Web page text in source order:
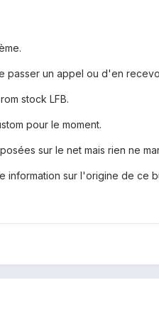
passer un appel ou d'en
stock LFB.
pour le moment.
sur le net mais rien ne
information sur l'origine de ce